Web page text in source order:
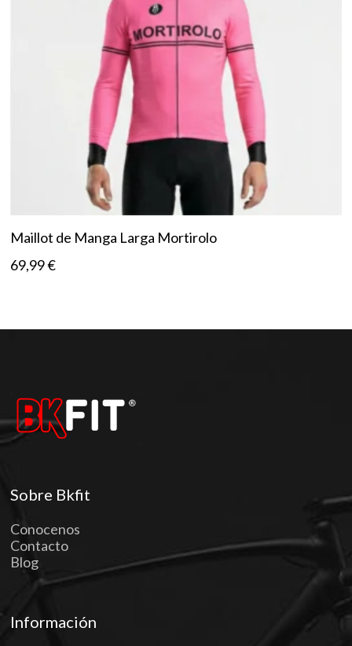
Maillot de Manga Larga Mortirolo
69,99€
Sobre Bkfit
Conocenos
Contacto
Blog
Información